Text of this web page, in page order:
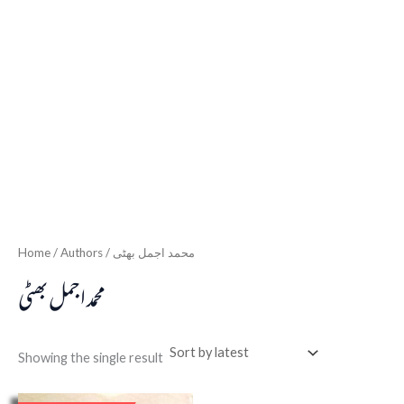
Home / Authors / محمد اجمل بھٹی
محمد اجمل بھٹی
Showing the single result
Original
Current